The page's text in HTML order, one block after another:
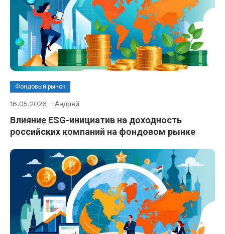
Фондовый рынок
16.05.2026 Андрей
Влияние ESG-инициатив на доходность
российских компаний на фондовом рынке